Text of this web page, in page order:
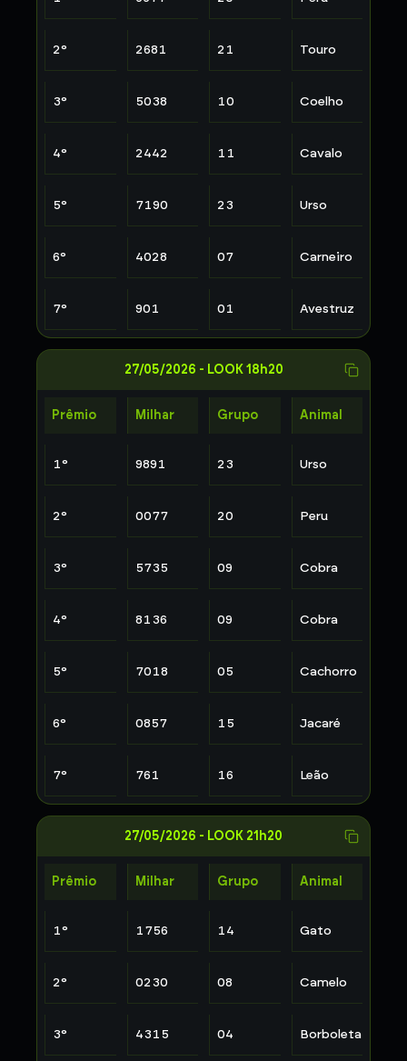
2° 2681 21 Touro
3° 5038 10 Coelho
4° 2442 11 Cavalo
5° 7190 23 Urso
6° 4028 07 Carneiro
7° 901 01 Avestruz
27/05/2026 - LOOK 18h20
Prêmio Milhar Grupo Animal
1° 9891 23 Urso
2° 0077 20 Peru
3° 5735 09 Cobra
4° 8136 09 Cobra
5° 7018 05 Cachorro
6° 0857 15 Jacaré
7° 761 16 Leão
27/05/2026 - LOOK 21h20
Prêmio Milhar Grupo Animal
1° 1756 14 Gato
2° 0230 08 Camelo
3° 4315 04 Borboleta